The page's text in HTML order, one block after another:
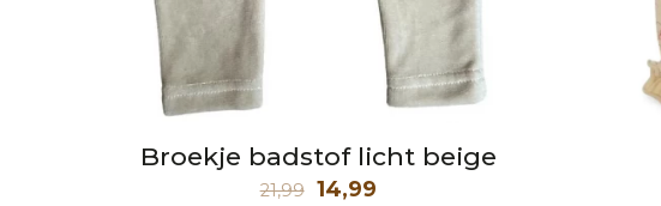
Broekje badstof licht beige
21,99 Oorspronkelijke
14,99Huidige